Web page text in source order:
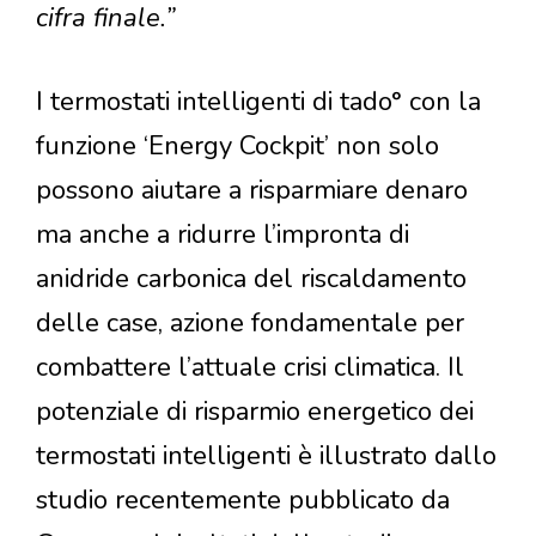
cifra finale.”
I termostati intelligenti di tado° con la
funzione ‘Energy Cockpit’ non solo
possono aiutare a risparmiare denaro
ma anche a ridurre l’impronta di
anidride carbonica del riscaldamento
delle case, azione fondamentale per
combattere l’attuale crisi climatica. Il
potenziale di risparmio energetico dei
termostati intelligenti è illustrato dallo
studio recentemente pubblicato da